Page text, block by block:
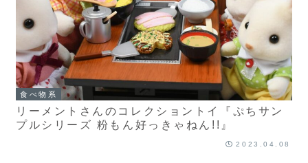
食べ物系
リーメントさんのコレクショントイ『ぷちサン
プルシリーズ 粉もん好っきゃねん!!』
2023.04.08